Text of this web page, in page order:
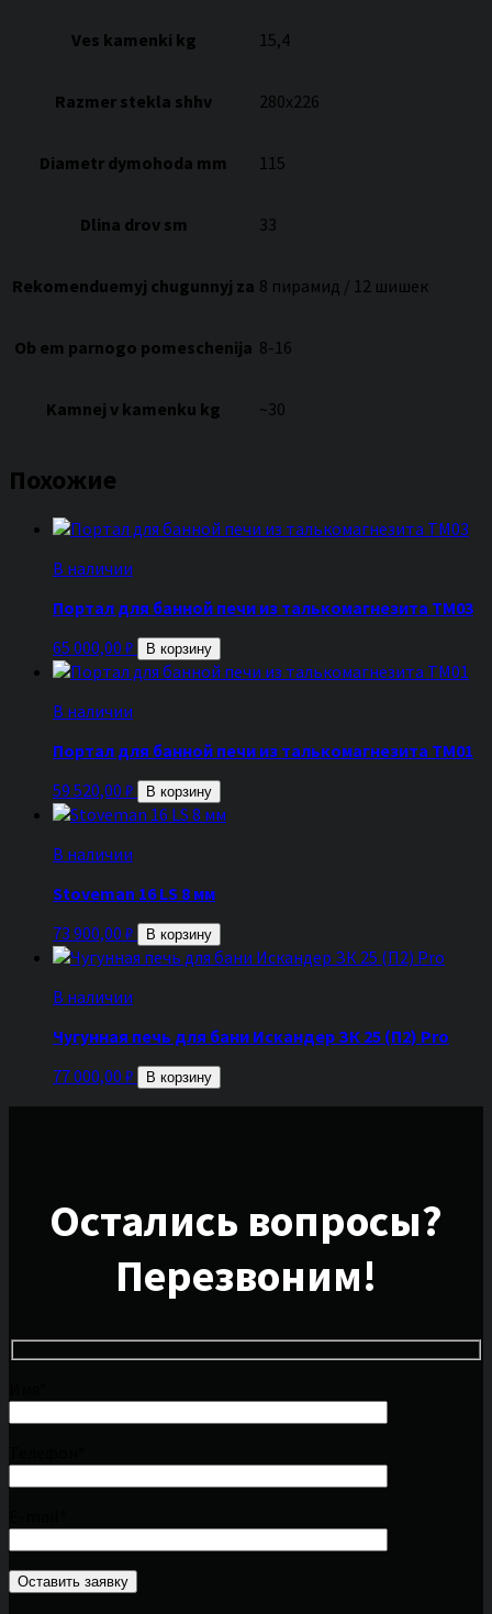
Ves kamenki kg 15,4
Razmer stekla shhv 280х226
Diametr dymohoda mm 115
Dlina drov sm 33
Rekomenduemyj chugunnyj za 8 пирамид / 12 шишек
Ob em parnogo pomeschenija 8-16
Kamnej v kamenku kg ~30
Похожие
В наличии
Портал для банной печи из талькомагнезита ТМ03
65 000,00 ₽ В корзину
В наличии
Портал для банной печи из талькомагнезита ТМ01
59 520,00 ₽ В корзину
В наличии
Stoveman 16 LS 8 мм
73 900,00 ₽ В корзину
В наличии
Чугунная печь для бани Искандер ЗК 25 (П2) Pro
77 000,00 ₽ В корзину
Остались вопросы?
Перезвоним!